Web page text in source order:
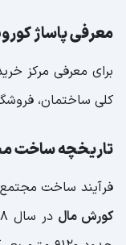
امور
نحوه دسترسی
آدرس مرکز
ساعات کاری
فرهنگی و
معرفی پاساژ
برای معرفی مرکز
کلی ساختمان،
تاریخچه ساخت
فرآیند ساخت
کورش مال